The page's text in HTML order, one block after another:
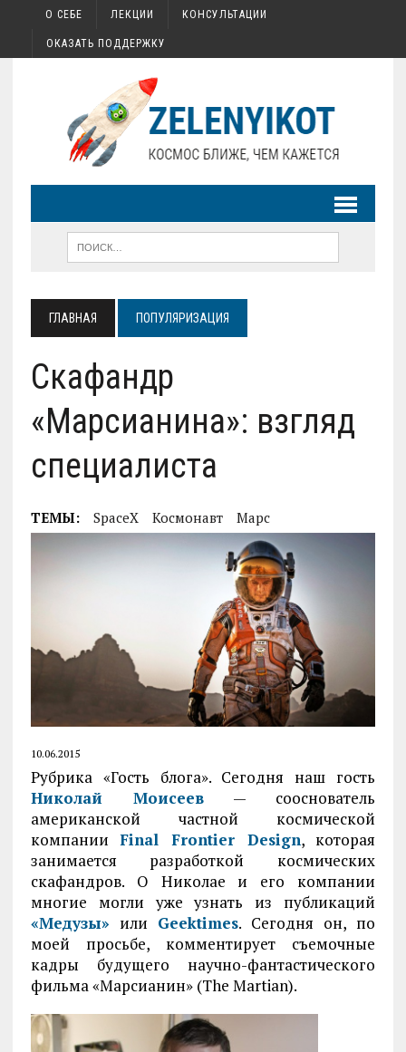
О СЕБЕ ЛЕКЦИИ КОНСУЛЬТАЦИИ
ОКАЗАТЬ ПОДДЕРЖКУ
ГЛАВНАЯ ПОПУЛЯРИЗАЦИЯ
Скафандр
«Марсианина»: взгляд
специалиста
ТЕМЫ: SpaceX Космонавт Марс
10.06.2015
Рубрика «Гость блога». Сегодня наш гость
Николай Моисеев— сооснователь
американской частной космической
компанииFinal Frontier Design, которая
занимается разработкой космических
скафандров. О Николае и его компании
многие могли уже узнать из публикаций
«Медузы» или Geektimes. Сегодня он, по
моей просьбе, комментирует съемочные
кадры будущего научно-фантастического
фильма «Марсианин» (The Martian).